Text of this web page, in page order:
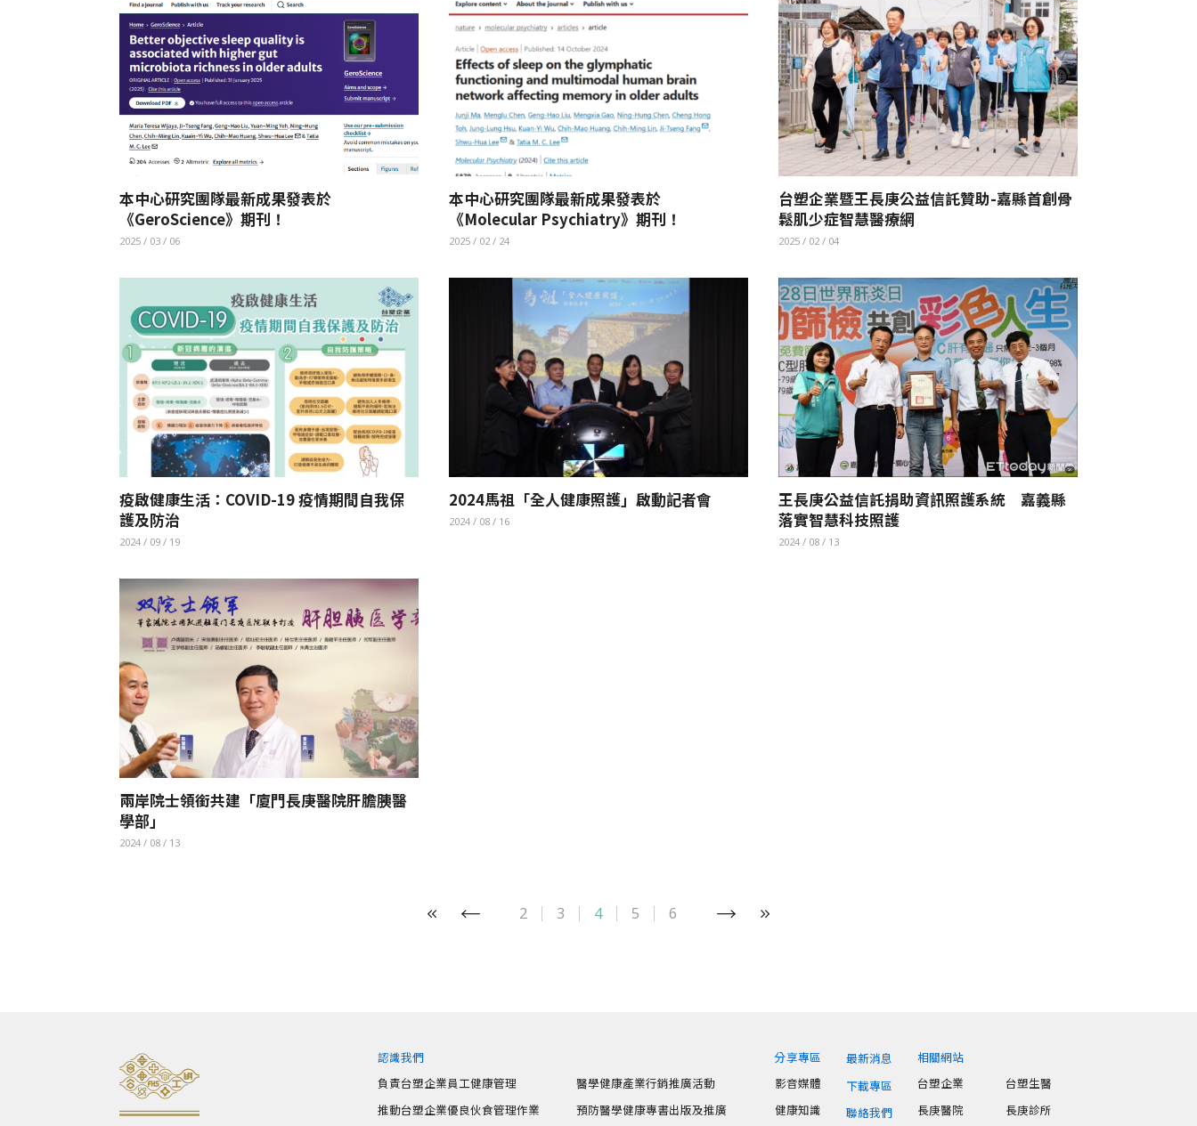
本中心研究團隊最新成果發表於
《GeroScience》期刊！
2025 / 03 / 06
本中心研究團隊最新成果發表於
《Molecular Psychiatry》期刊！
2025 / 02 / 24
台塑企業暨王長庚公益信託贊助-嘉縣首創骨
鬆肌少症智慧醫療網
2025 / 02 / 04
疫啟健康生活：COVID-19 疫情期間自我保
護及防治
2024 / 09 / 19
2024馬祖「全人健康照護」啟動記者會
2024 / 08 / 16
王長庚公益信託捐助資訊照護系統 嘉義縣
落實智慧科技照護
2024 / 08 / 13
兩岸院士領銜共建「廈門長庚醫院肝膽胰醫
學部」
2024 / 08 / 13
2 3 4 5 6
認識我們
負責台塑企業員工健康管理
推動台塑企業優良伙食管理作業
醫學健康產業行銷推廣活動
預防醫學健康專書出版及推廣
分享專區
影音媒體
健康知識
最新消息
下載專區
聯絡我們
相關網站
台塑企業
台塑生醫
長庚醫院
長庚診所